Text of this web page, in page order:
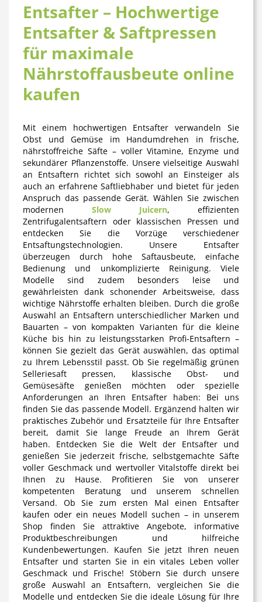
Entsafter – Hochwertige
Entsafter & Saftpressen
für maximale
Nährstoffausbeute online
kaufen
Mit einem hochwertigen Entsafter verwandeln Sie
Obst und Gemüse im Handumdrehen in frische,
nährstoffreiche Säfte – voller Vitamine, Enzyme und
sekundärer Pflanzenstoffe. Unsere vielseitige Auswahl
an Entsaftern richtet sich sowohl an Einsteiger als
auch an erfahrene Saftliebhaber und bietet für jeden
Anspruch das passende Gerät. Wählen Sie zwischen
modernen Slow Juicern, effizienten
Zentrifugalentsaftern oder klassischen Pressen und
entdecken Sie die Vorzüge verschiedener
Entsaftungstechnologien. Unsere Entsafter
überzeugen durch hohe Saftausbeute, einfache
Bedienung und unkomplizierte Reinigung. Viele
Modelle sind zudem besonders leise und
gewährleisten dank schonender Arbeitsweise, dass
wichtige Nährstoffe erhalten bleiben. Durch die große
Auswahl an Entsaftern unterschiedlicher Marken und
Bauarten – von kompakten Varianten für die kleine
Küche bis hin zu leistungsstarken Profi-Entsaftern –
können Sie gezielt das Gerät auswählen, das optimal
zu Ihrem Lebensstil passt. Ob Sie regelmäßig grünen
Selleriesaft pressen, klassische Obst- und
Gemüsesäfte genießen möchten oder spezielle
Anforderungen an Ihren Entsafter haben: Bei uns
finden Sie das passende Modell. Ergänzend halten wir
praktisches Zubehör und Ersatzteile für Ihre Entsafter
bereit, damit Sie lange Freude an Ihrem Gerät
haben. Entdecken Sie die Welt der Entsafter und
genießen Sie jederzeit frische, selbstgemachte Säfte
voller Geschmack und wertvoller Vitalstoffe direkt bei
Ihnen zu Hause. Profitieren Sie von unserer
kompetenten Beratung und unserem schnellen
Versand. Ob Sie zum ersten Mal einen Entsafter
kaufen oder ein neues Modell suchen – in unserem
Shop finden Sie attraktive Angebote, informative
Produktbeschreibungen und hilfreiche
Kundenbewertungen. Kaufen Sie jetzt Ihren neuen
Entsafter und starten Sie in ein vitales Leben voller
Geschmack und Frische! Stöbern Sie durch unsere
große Auswahl an Entsaftern, vergleichen Sie die
Modelle und entdecken Sie die ideale Lösung für Ihre